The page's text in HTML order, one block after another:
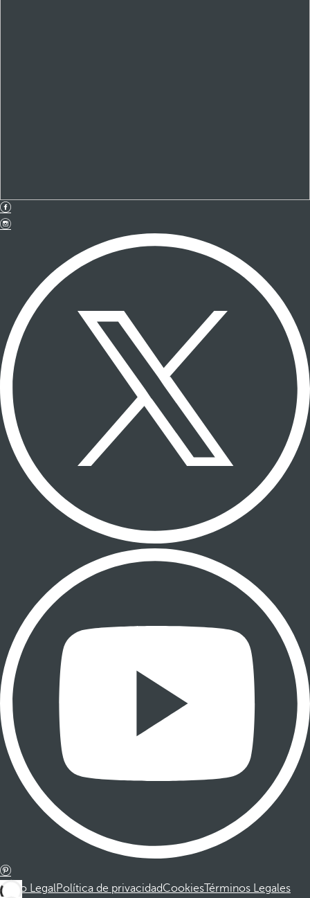
Aviso LegalPolítica de privacidadCookiesTérminos Legales